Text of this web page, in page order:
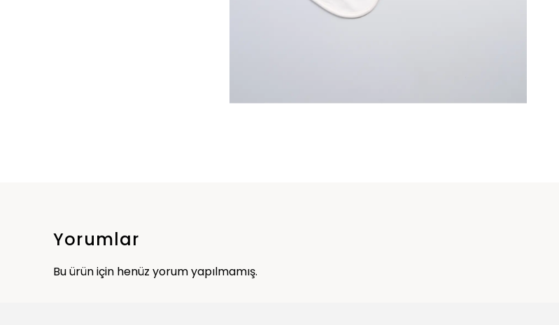
Yorumlar
Bu ürün için henüz yorum yapılmamış.